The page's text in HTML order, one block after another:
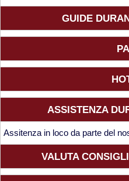
GUIDE
ASSISTENZA
Assitenza in loco da parte del
VALUTA